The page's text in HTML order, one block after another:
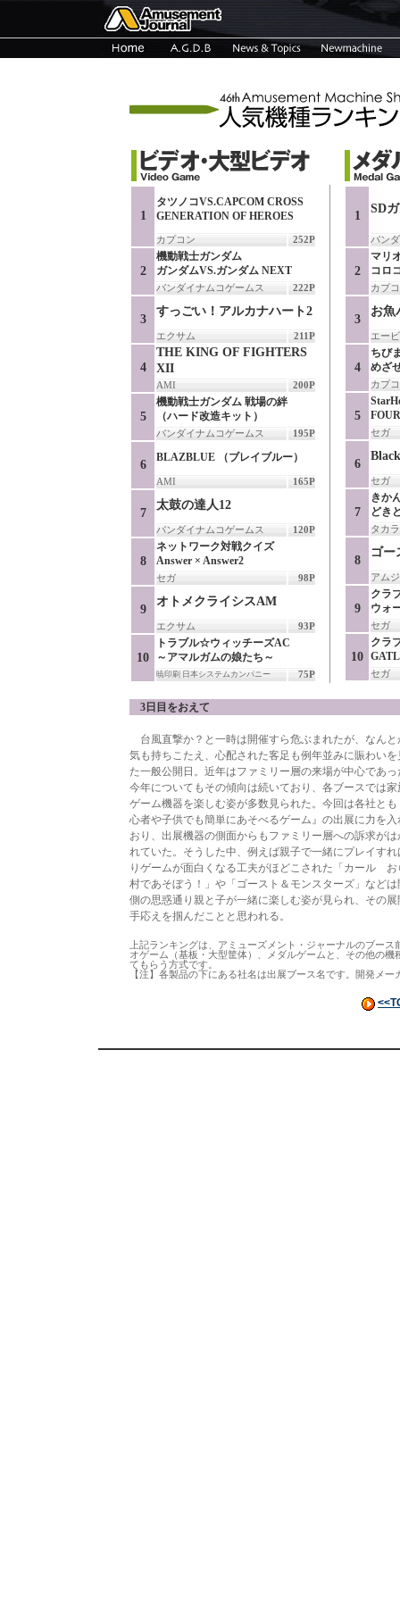
1
タツノコVS.CAPCOM CROSS
GENERATION OF HEROES
カプコン 252P
2
機動戦士ガンダム
ガンダムVS.ガンダム NEXT
バンダイナムコゲームス 222P
3
すっごい！アルカナハート2
エクサム 211P
4
THE KING OF FIGHTERS
XII
AMI 200P
5
機動戦士ガンダム 戦場の絆
（ハード改造キット）
バンダイナムコゲームス 195P
6
BLAZBLUE （ブレイブルー）
AMI 165P
7
太鼓の達人12
バンダイナムコゲームス 120P
8
ネットワーク対戦クイズ
Answer × Answer2
セガ 98P
9
オトメクライシスAM
エクサム 93P
10
トラブル☆ウィッチーズAC
～アマルガムの娘たち～
暁印刷 日本システムカンパニー 75P
1
SD
バン
2
マリ
コロ
カプ
3
お魚
エー
4
ちび
めざ
カプ
5
セガ
6
セガ
7
きか
どき
タカ
8
ゴー
アム
9
クラ
ウォ
セガ
10
クラ
セガ
3日目をおえて
台風直撃か？と一時は開催すら危ぶまれたが、なんと
気も持ちこたえ、心配された客足も例年並みに賑わいを
た一般公開日。近年はファミリー層の来場が中心であっ
今年についてもその傾向は続いており、各ブースでは家
ゲーム機器を楽しむ姿が多数見られた。今回は各社とも
心者や子供でも簡単にあそべるゲーム』の出展に力を入
おり、出展機器の側面からもファミリー層への訴求がは
れていた。そうした中、例えば親子で一緒にプレイすれ
りゲームが面白くなる工夫がほどこされた「カール お
村であそぼう！」や「ゴースト＆モンスターズ」などは
側の思惑通り親と子が一緒に楽しむ姿が見られ、その展
手応えを掴んだことと思われる。
上記ランキングは、アミューズメント・ジャーナルのブー
オゲーム（基板・大型筐体）、メダルゲームと、その他の
てもらう方式です。
【注】各製品の下にある社名は出展ブース名です。開発メ